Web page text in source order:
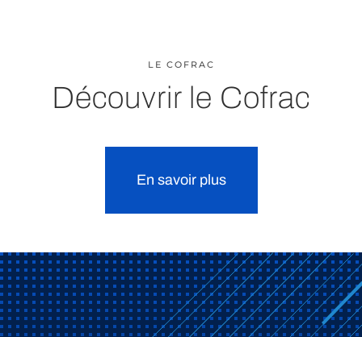
LE COFRAC
Découvrir le Cofrac
En savoir plus